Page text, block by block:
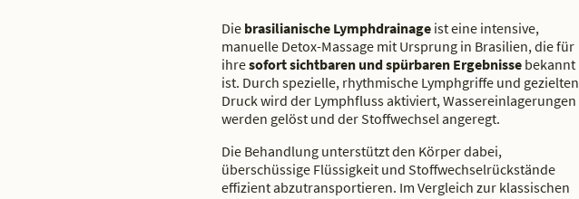
Die brasilianische Lymphdrainage ist eine intensive,
manuelle Detox-Massage mit Ursprung in Brasilien, die für
ihresofort sichtbaren und spürbaren Ergebnisse bekannt
ist. Durch spezielle, rhythmische Lymphgriffe und gezielten
Druck wird der Lymphfluss aktiviert, Wassereinlagerungen
werden gelöst und der Stoffwechsel angeregt.
Die Behandlung unterstützt den Körper dabei,
überschüssige Flüssigkeit und Stoffwechselrückstände
effizient abzutransportieren. Im Vergleich zur klassischen